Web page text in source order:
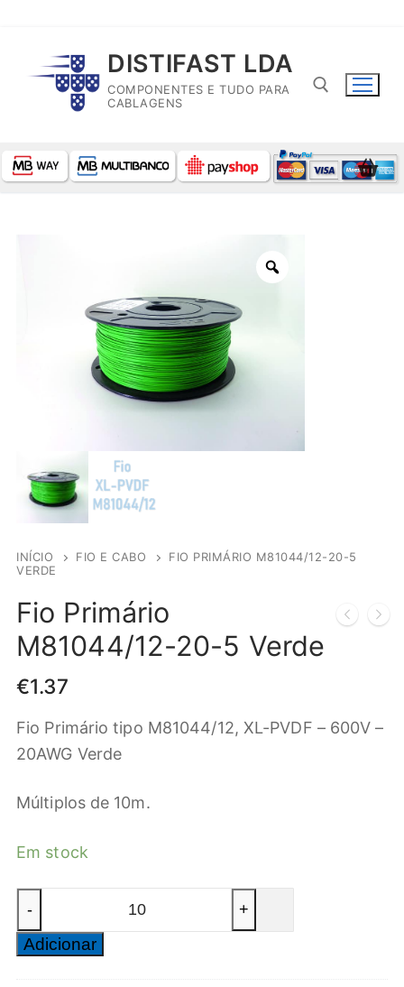
conteúdo
DISTIFAST LDA
COMPONENTES E TUDO PARA
CABLAGENS
Pesquisar por:
INÍCIO FIO E CABO
FIO PRIMÁRIO M81044/12-20-5
VERDE
Fio Primário
M81044/12-20-5 Verde
€1.37
Fio Primário tipo M81044/12, XL-PVDF – 600V –
20AWG Verde
Múltiplos de 10m.
Em stock
de
Fio
- +
Adicionar